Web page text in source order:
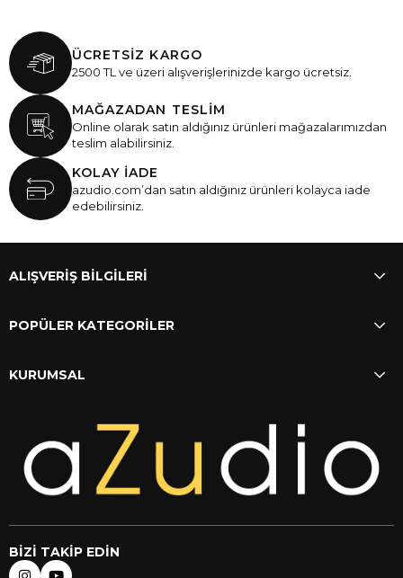
ÜCRETSİZ KARGO
2500 TL ve üzeri alışverişlerinizde kargo ücretsiz.
MAĞAZADAN TESLİM
Online olarak satın aldığınız ürünleri mağazalarımızdan
teslim alabilirsiniz.
KOLAY İADE
azudio.com’dan satın aldığınız ürünleri kolayca iade
edebilirsiniz.
ALIŞVERİŞ BİLGİLERİ
POPÜLER KATEGORİLER
KURUMSAL
BİZİ TAKİP EDİN